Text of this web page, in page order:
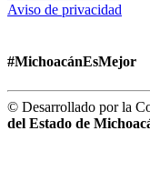
Aviso de privacidad
#MichoacánEsMejor
© Desarrollado por la
del Estado de